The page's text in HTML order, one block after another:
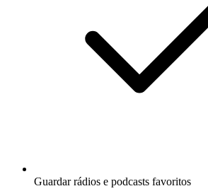
Guardar rádios e podcasts favoritos